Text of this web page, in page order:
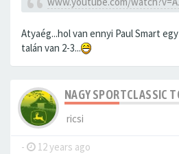
Atyaég...hol van ennyi Paul Smart
talán van 2-3...
NAGY SPORTCLASSIC
ricsi
- 12 years ago